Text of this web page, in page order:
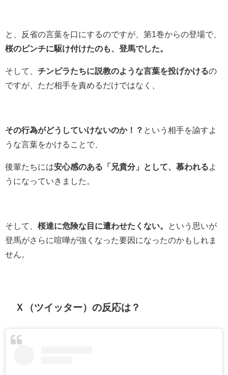
と、反省の言葉を口にするのですが、第1巻からの登場で、
桜のピンチに駆け付けたのも、登馬でした。
そして、 チンピラたちに説教のような言葉を投げかけるの
ですが、ただ相手を責めるだけではなく、
その行為がどうしていけないのか！？ という相手を諭すよ
うな言葉をかけることで、
後輩たちには安心感のある「兄貴分」として、慕われる よ
うになっていきました。
そして、 桜達に危険な目に遭わせたくない。
という思いが
登馬がさらに喧嘩が強くなった要因になったのかもしれま
せん。
Ｘ（ツイッター）の反応は？